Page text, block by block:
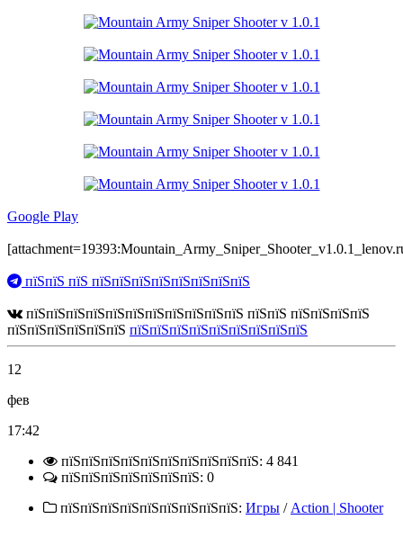
Google Play
пїЅпїЅ пїЅ пїЅпїЅпїЅпїЅпїЅпїЅпїЅпїЅ
пїЅпїЅпїЅпїЅпїЅпїЅпїЅпїЅпїЅпїЅпїЅ пїЅпїЅ пїЅпїЅпїЅпїЅ
пїЅпїЅпїЅпїЅпїЅпїЅ пїЅпїЅпїЅпїЅпїЅпїЅпїЅпїЅпїЅ
12
фев
17:42
пїЅпїЅпїЅпїЅпїЅпїЅпїЅпїЅпїЅпїЅ: 4 841
пїЅпїЅпїЅпїЅпїЅпїЅпїЅ: 0
пїЅпїЅпїЅпїЅпїЅпїЅпїЅпїЅпїЅ: Игры / Action | Shooter